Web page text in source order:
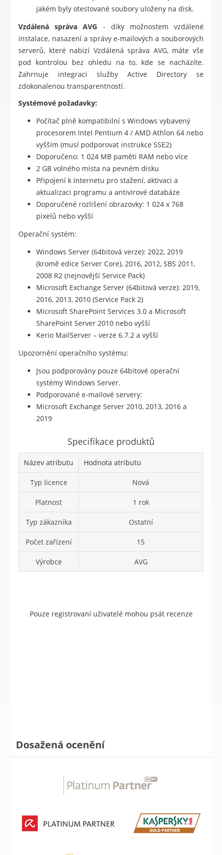
jakém byly otestované soubory uloženy na disk.
Vzdálená správa AVG - díky možnostem vzdálené
instalace, nasazení a správy e-mailových a souborových
serverů, které nabízí Vzdálená správa AVG, máte vše
pod kontrolou bez ohledu na to, kde se nacházíte.
Zahrnuje integraci služby Active Directory se
zdokonalenou transparentností.
Systémové požadavky:
Počítač plně kompatibilní s Windows vybavený
procesorem Intel Pentium 4 / AMD Athlon 64 nebo
vyšším (musí podporovat instrukce SSE2)
Doporučeno: 1 024 MB paměti RAM nebo více
2 GB volného místa na pevném disku
Připojení k internetu pro stažení, aktivaci a
aktualizaci programu a antivirové databáze
Doporučené rozlišení obrazovky: 1 024 x 768
pixelů nebo vyšší
Operační systém:
Windows Server (64bitová verze): 2022, 2019
(kromě edice Server Core), 2016, 2012, SBS 2011,
2008 R2 (nejnovější Service Pack)
Microsoft Exchange Server (64bitová verze): 2019,
2016, 2013, 2010 (Service Pack 2)
Microsoft SharePoint Services 3.0 a Microsoft
SharePoint Server 2010 nebo vyšší
Kerio MailServer – verze 6.7.2 a vyšší
Upozornění operačního systému:
Jsou podporovány pouze 64bitové operační
systémy Windows Server.
Podporované e-mailové servery:
Microsoft Exchange Server 2010, 2013, 2016 a
2019
Specifikace produktů
Název atributu Hodnota atributu
Typ licence Nová
Platnost 1 rok
Typ zákazníka Ostatní
Počet zařízení 15
Výrobce AVG
Pouze registrovaní uživatelé mohou psát recenze
Dosažená ocenění